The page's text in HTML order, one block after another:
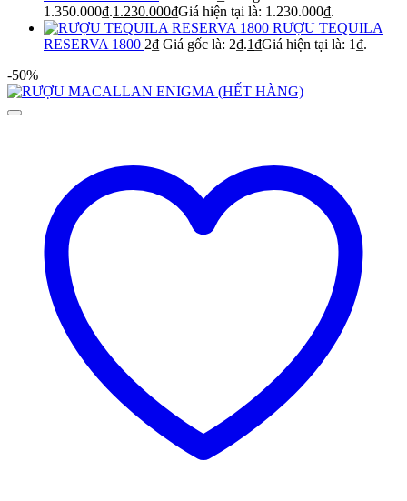
1.350.000₫.1.230.000₫Giá hiện tại là: 1.230.000₫.
RƯỢU TEQUILA
RESERVA 1800 2₫ Giá gốc là: 2₫.1₫Giá hiện tại là: 1₫.
-50%